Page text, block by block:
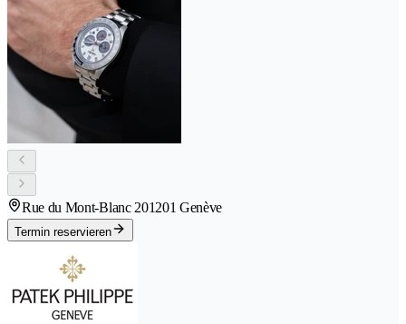
Rue du Mont-Blanc 201201 Genève
Termin reservieren